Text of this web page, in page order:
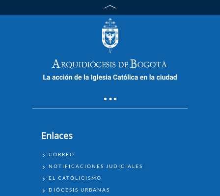
Enlaces
ENLACES
CORREO
NOTIFICACIONES JUDICIALES
EL CATOLICISMO
DIÓCESIS URBANAS